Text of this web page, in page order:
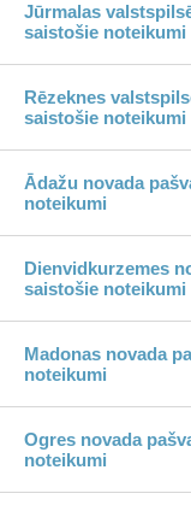
Jūrmalas
saistošie noteikumi
Rēzeknes
saistošie noteikumi
Ādažu novada
noteikumi
Dienvidkurzemes
saistošie noteikumi
Madonas novada
noteikumi
Ogres novada
noteikumi